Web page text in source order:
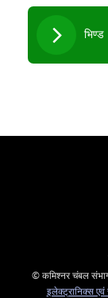
भिण्‍ड
© कमिश्नर चंबल संभाग
इलेक्ट्रानिक्स एवं